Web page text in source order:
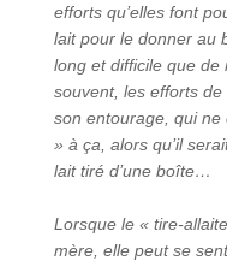
efforts qu’elles font
lait pour le donner au
long et difficile que de
souvent, les efforts
son entourage, qui ne
» à ça, alors qu’il
lait tiré d’une boîte…
Lorsque le « tire-
mère, elle peut se